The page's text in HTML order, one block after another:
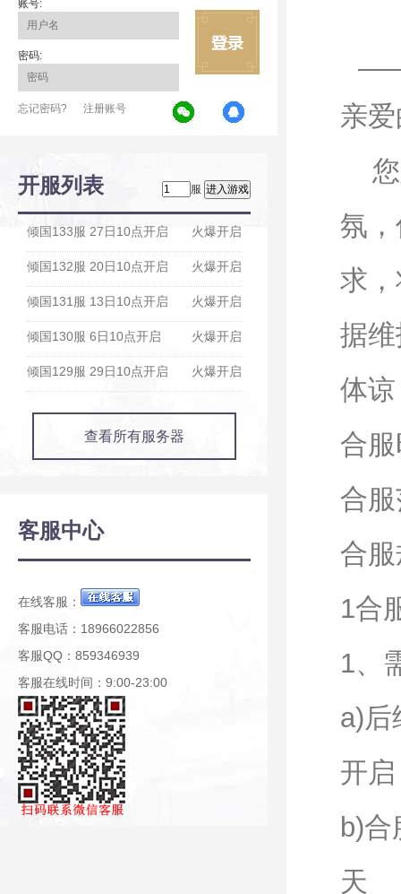
账号:
密码:
忘记密码? 注册账号
开服列表 服
火爆开启
倾国133服 27日10点开启
火爆开启
倾国132服 20日10点开启
火爆开启
倾国131服 13日10点开启
火爆开启
倾国130服 6日10点开启
火爆开启
倾国129服 29日10点开启
查看所有服务器
客服中心
在线客服：
客服电话：18966022856
客服QQ：859346939
客服在线时间：9:00-23:00
亲
您
氛
求
据
体
合
合
合
1合
1、
a)后
开启
b)
天